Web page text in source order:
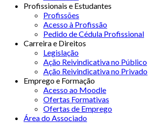
Profissionais e Estudantes
Profissões
Acesso à Profissão
Pedido de Cédula Profissional
Carreira e Direitos
Legislação
Ação Reivindicativa no Público
Ação Reivindicativa no Privado
Emprego e Formação
Acesso ao Moodle
Ofertas Formativas
Ofertas de Emprego
Área do Associado